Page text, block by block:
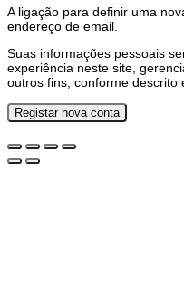
A ligação para definir uma
endereço de email.
Suas informações pessoais
experiência neste site,
outros fins, conforme descrito
Registar nova conta